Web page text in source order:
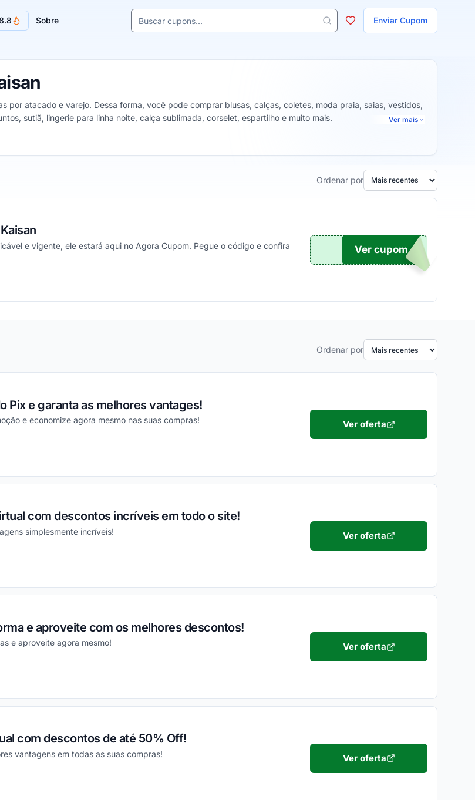
Sobre Enviar Cupom
Buscar cupons e lojas
por atacado e varejo. Dessa forma, você pode comprar blusas, calças, coletes, moda praia, saias, vestidos,
sutiã, lingerie para linha noite, calça sublimada, corselet, espartilho e muito mais.
Ver mais
Ordenar por
e vigente, ele estará aqui no Agora Cupom. Pegue o código e confira
TICO
Ver cupom
Ordenar por
Pix e garanta as melhores vantages!
e economize agora mesmo nas suas compras! Ver oferta
com descontos incríveis em todo o site!
simplesmente incríveis! Ver oferta
e aproveite com os melhores descontos!
e aproveite agora mesmo! Ver oferta
com descontos de até 50% Off!
vantagens em todas as suas compras! Ver oferta